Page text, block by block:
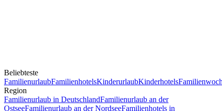
Beliebteste
FamilienurlaubFamilienhotelsKinderurlaubKinderhotels
Region
Familienurlaub in DeutschlandFamilienurlaub an der
OstseeFamilienurlaub an der NordseeFamilienhotels in